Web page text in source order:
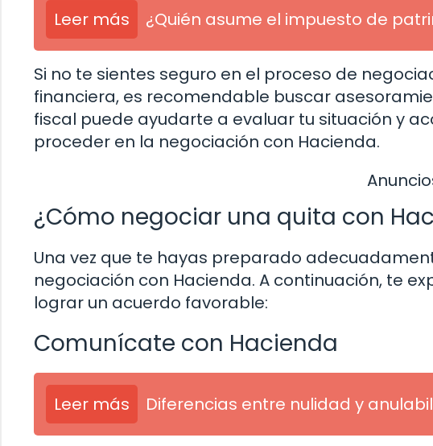
Leer más ¿Quién asume el impuesto de
Si no te sientes seguro en el proceso de
financiera, es recomendable buscar
fiscal puede ayudarte a evaluar tu situación y
proceder en la negociación con Hacienda.
¿Cómo negociar una quita con
Una vez que te hayas preparado
negociación con Hacienda. A continuación, te
lograr un acuerdo favorable:
Comunícate con Hacienda
Leer más Diferencias entre nulidad y